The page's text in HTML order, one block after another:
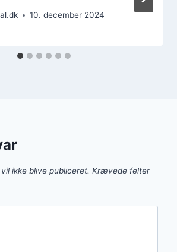
10. december 2024
ikke blive publiceret. Krævede felter